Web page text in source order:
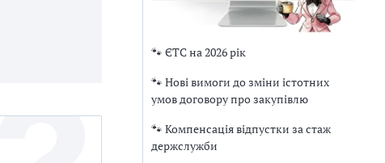
🐾 ЄТС на 2026 рік
🐾 Нові вимоги до зміни істотних
умов договору про закупівлю
🐾 Компенсація відпустки за стаж
держслужби